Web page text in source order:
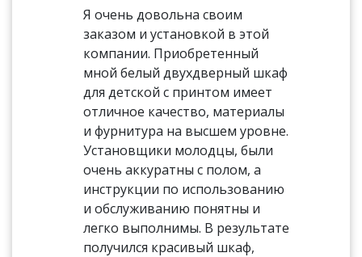
Я очень довольна своим
заказом и установкой в этой
компании. Приобретенный
мной белый двухдверный шкаф
для детской с принтом имеет
отличное качество, материалы
и фурнитура на высшем уровне.
Установщики молодцы, были
очень аккуратны с полом, а
инструкции по использованию
и обслуживанию понятны и
легко выполнимы. В результате
получился красивый шкаф,